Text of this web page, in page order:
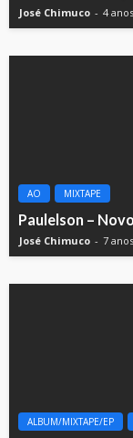
José Chimuco 4
AO MIXTAPE
Paulelson –
José Chimuco 7
ALBUM/MIXTAPE/EP